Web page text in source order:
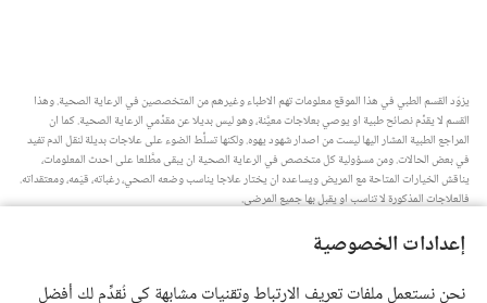
إعدادات الخصوصية
نحن نستعمل ملفات تعريف الارتباط وتقنيات مشابهة كي نُقدِّم لك أفضل
يزوّد القسم الطبي في هذا الموقع معلومات تهم الاطباء وغيرهم من المتخصصين في الرعاية الصحية.‏ وهذا
القسم لا يقدِّم نصائح طبية او يوصي بعلاجات معيَّنة،‏ وهو ليس بديلا عن مقدِّمي الرعاية الصحية.‏ كما ان
المراجع الطبية المشار اليها ليست من اصدار شهود يهوه.‏ ولكنها تسلِّط الضوء على علاجات بديلة لنقل الدم تفيد
في بعض الحالات.‏ ومن مسؤولية كل متخصص في الرعاية الصحية ان يبقى مطَّلعا على احدث المعلومات،‏
يناقش الخيارات المتاحة مع المريض ويساعده ان يختار علاجا يناسب وضعه الصحي،‏ رغباته،‏ قيَمه،‏ ومعتقداته.‏
فالعلاجات المذكورة لا تناسب او يقبل بها جميع المرضى.‏
ملاحظة للمريض:‏ استشر دائما طبيبك او شخصا متخصصا في الرعاية الصحية لتحصل على معلومات حول
المشاكل الصحية والعلاجات المتاحة.‏ واستعن بالطبيب اذا شعرت انك مريض.‏
يلزم استخدام هذا الموقع وفقا لشروط الاستخدام.‏